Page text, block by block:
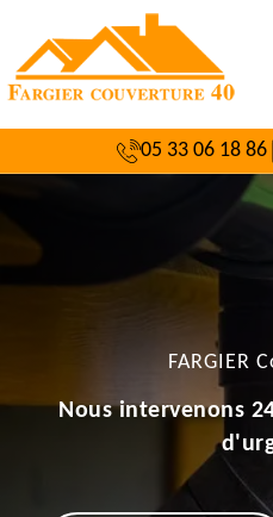
05 33 06 18 86
FARGIER
Nous intervenons